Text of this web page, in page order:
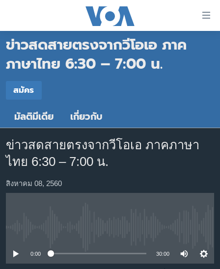
ต่อ
ไป
หลัก
หน้า
หลัก
ข้าม
ไป
การ
หน้าหลัก
โลก
เอเชีย
ไทย
ธุรกิจ
วิทยาศาสตร์
ไลฟ์สไตล์
ข่าวสดสายตรงจากวีโอเอ ภาค
ภาษาไทย 6:30 – 7:00 น.
สมัคร
Spotify
สมัคร
มัลติมีเดีย เกี่ยวกับ
ข่าวสดสายตรงจากวีโอเอ ภาคภาษา
ไทย 6:30 – 7:00 น.
สิงหาคม 08, 2560
0:00 30:00